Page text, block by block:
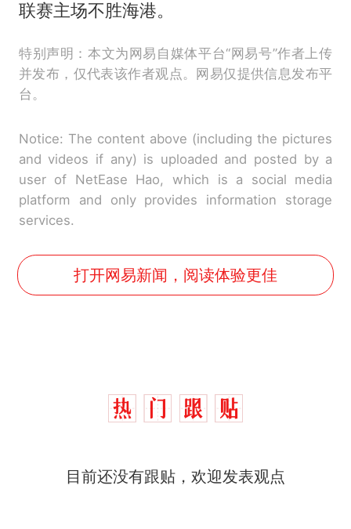
联赛主场不胜海港。
特别声明：本文为网易自媒体平台“网易号”作者上传
并发布，仅代表该作者观点。网易仅提供信息发布平
台。
Notice: The content above (including the pictures
and videos if any) is uploaded and posted by a
user of NetEase Hao, which is a social media
platform and only provides information storage
services.
打开网易新闻，阅读体验更佳
目前还没有跟贴，欢迎发表观点
么？